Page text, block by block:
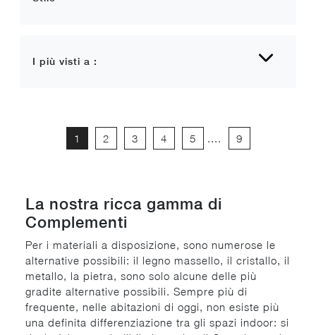
I più visti a :
1 2 3 4 5 .... 9
La nostra ricca gamma di
Complementi
Per i materiali a disposizione, sono numerose le
alternative possibili: il legno massello, il cristallo, il
metallo, la pietra, sono solo alcune delle più
gradite alternative possibili. Sempre più di
frequente, nelle abitazioni di oggi, non esiste più
una definita differenziazione tra gli spazi indoor: si